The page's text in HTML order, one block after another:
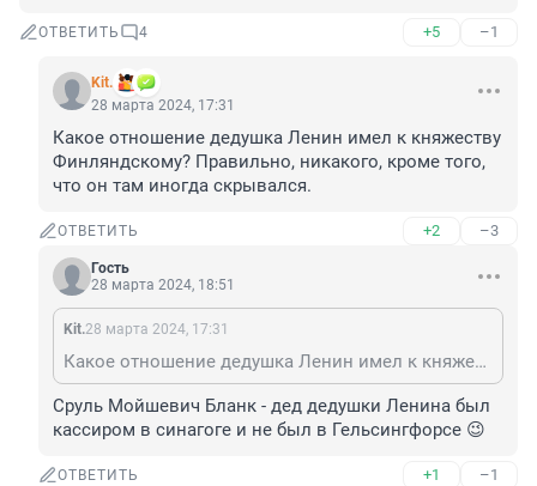
ОТВЕТИТЬ 4 +5 –1
Kit.
28 марта 2024, 17:31
Какое отношение дедушка Ленин имел к княжеству
Финляндскому? Правильно, никакого, кроме того,
что он там иногда скрывался.
ОТВЕТИТЬ +2 –3
Гость
28 марта 2024, 18:51
Kit.28 марта 2024, 17:31
Какое отношение дедушка Ленин имел к княжеству Финляндскому? Правильно, никакого, кроме того, что он там иногда скрывался.
Сруль Мойшевич Бланк - дед дедушки Ленина был
кассиром в синагоге и не был в Гельсингфорсе 😉
ОТВЕТИТЬ +1 –1